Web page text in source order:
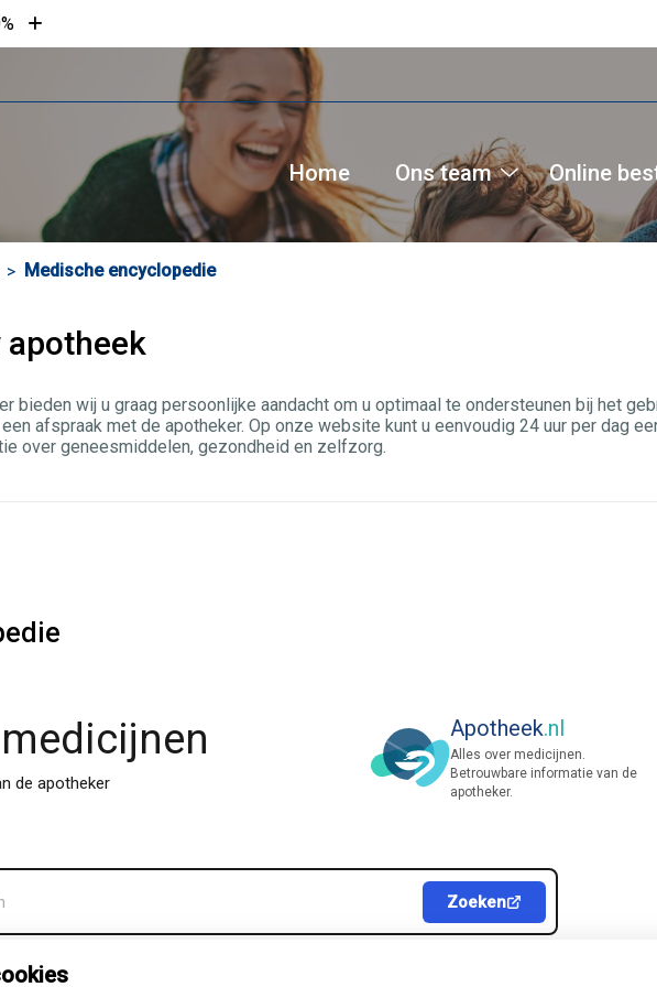
Tekst
vergroten
Home Ons team
Ons
team
Online
Medische encyclopedie
apotheek
bieden wij u graag persoonlijke aandacht om u optimaal te ondersteunen bij het
afspraak met de apotheker. Op onze website kunt u eenvoudig 24 uur per dag
over geneesmiddelen, gezondheid en zelfzorg.
de apotheker
Apotheek.nl
Alles over medicijnen.
Betrouwbare informatie van de
apotheker.
Zoeken